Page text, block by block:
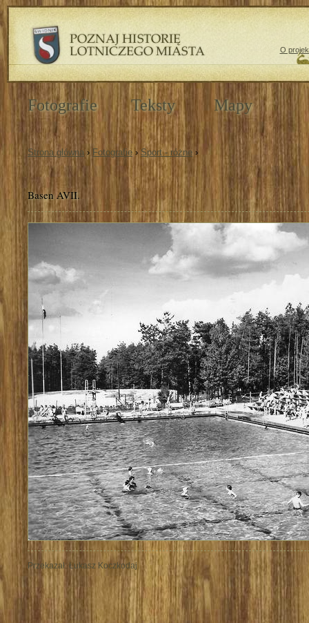
Strona główna › Fotografie ›Sport - różne›
Basen AVII.
Przekazał: Łukasz Koczkodaj
Fotografie Teksty Mapy
O